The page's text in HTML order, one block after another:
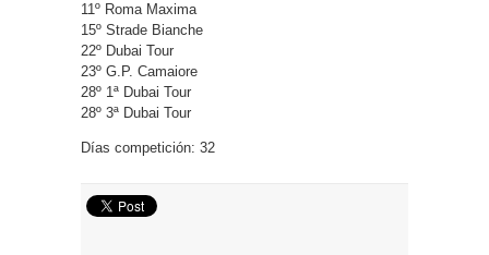
11º Roma Maxima
15º Strade Bianche
22º Dubai Tour
23º G.P. Camaiore
28º 1ª Dubai Tour
28º 3ª Dubai Tour
Días competición: 32